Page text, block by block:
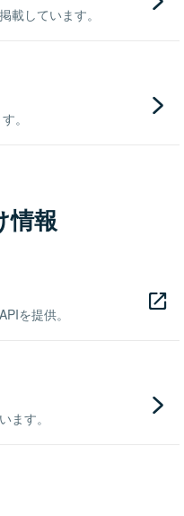
載しています。
。
情報
を提供。
ます。